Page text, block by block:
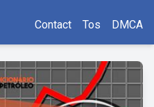
Contact Tos DMCA